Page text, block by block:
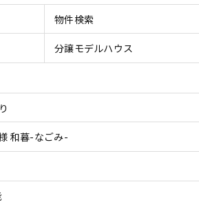
物件検索
分譲モデルハウス
和暮-なごみ-